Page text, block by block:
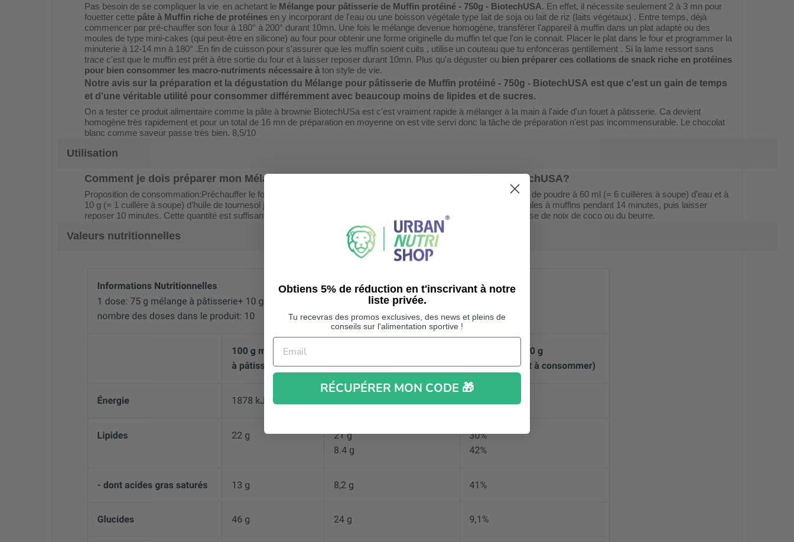
Pas besoin de se compliquer la vie en achetant le Mélange pour pâtisserie de Muffin protéiné - 750g - BiotechUSA. En effet, il nécessite seulement 2 à 3 mn pour
fouetter cette pâte à Muffin riche de protéines en y incorporant de l'eau ou une boisson végétale type lait de soja ou lait de riz (laits végétaux) . Entre temps, déjà
commencer par pré-chauffer son four à 180° à 200° durant 10mn. Une fois le mélange devenue homogène, transférer l'appareil à muffin dans un plat adapté ou des
moules de type mini-cakes (qui peut-être en silicone) au four pour obtenir une forme originelle du muffin tel que l'on le connait. Placer le plat dans le four et programmer la
minuterie à 12-14 mn à 180° .En fin de cuisson pour s'assurer que les muffin soient cuits , utilise un couteau que tu enfonceras gentillement . Si la lame ressort sans
trace c'est que le muffin est prêt à être sortie du four et à laisser reposer durant 10mn. Plus qu'a déguster ou bien préparer ces collations de snack riche en protéines
pour bien consommer les macro-nutriments nécessaire à ton style de vie.
Notre avis sur la préparation et la dégustation du Mélange pour pâtisserie de Muffin protéiné - 750g - BiotechUSA est que c'est un gain de temps
et d'une véritable utilité pour consommer différemment avec beaucoup moins de lipides et de sucres.
On a tester ce produit alimentaire comme la pâte à brownie BiotechUSa est c'est vraiment rapide à mélanger à la main à l'aide d'un fouet à pâtisserie. Ca devient
homogène très rapidement et pour un total de 16 mn de préparation en moyenne on est vite servi donc la tâche de préparation n'est pas incommensurable. Le chocolat
blanc comme saveur passe très bien. 8,5/10
Utilisation
Comment je dois préparer mon Mélange pour pâtisserie de Muffin protéiné -750g - BiotechUSA?
Proposition de consommation:Préchauffer le four à 180 °C. Mélanger 1 portion (75 g = 4 cuillères à soupe bombées) de poudre à 60 ml (= 6 cuillères à soupe) d’eau et à
10 g (= 1 cuillère à soupe) d’huile de tournesol jusqu’à ce que la préparation soit homogène. Faire cuire dans les moules à muffins pendant 14 minutes, puis laisser
reposer 10 minutes. Cette quantité est suffisante pour préparer 3 muffins. Vous pouvez également utiliser de la graisse de noix de coco ou du beurre.
Valeurs nutritionnelles
Obtiens 5% de réduction en t'inscrivant à notre
liste privée.
Tu recevras des promos exclusives, des news et pleins de
conseils sur l'alimentation sportive !
RÉCUPÉRER MON CODE 🎁